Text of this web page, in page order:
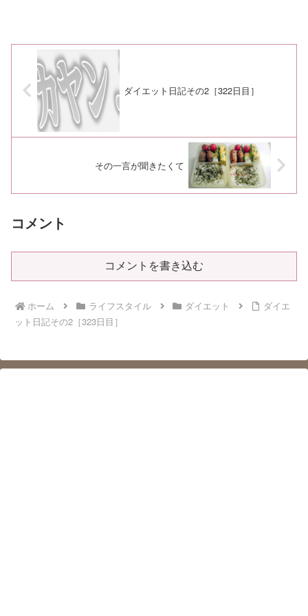
ダイエット日記その2［322日目］
その一言が聞きたくて
コメント
コメントを書き込む
ホーム ライフスタイル ダイエット
ダイエ
ット日記その2［323日目］